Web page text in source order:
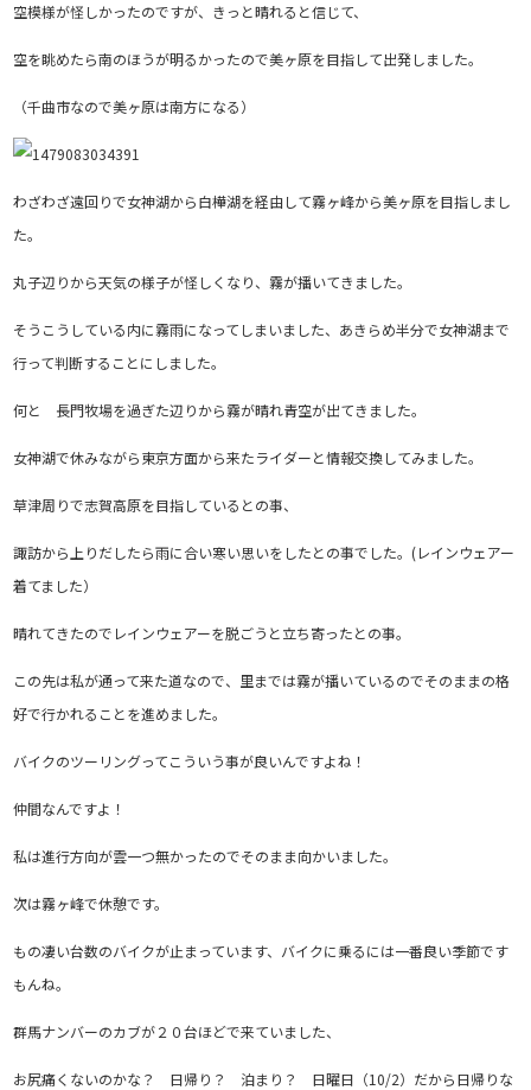
空模様が怪しかったのですが、きっと晴れると信じて、
空を眺めたら南のほうが明るかったので美ヶ原を目指して出発しました。
（千曲市なので美ヶ原は南方になる）
わざわざ遠回りで女神湖から白樺湖を経由して霧ヶ峰から美ヶ原を目指しまし
た。
丸子辺りから天気の様子が怪しくなり、霧が播いてきました。
そうこうしている内に霧雨になってしまいました、あきらめ半分で女神湖まで
行って判断することにしました。
何と 長門牧場を過ぎた辺りから霧が晴れ青空が出てきました。
女神湖で休みながら東京方面から来たライダーと情報交換してみました。
草津周りで志賀高原を目指しているとの事、
諏訪から上りだしたら雨に合い寒い思いをしたとの事でした。(レインウェアー
着てました）
晴れてきたのでレインウェアーを脱ごうと立ち寄ったとの事。
この先は私が通って来た道なので、里までは霧が播いているのでそのままの格
好で行かれることを進めました。
バイクのツーリングってこういう事が良いんですよね！
仲間なんですよ！
私は進行方向が雲一つ無かったのでそのまま向かいました。
次は霧ヶ峰で休憩です。
もの凄い台数のバイクが止まっています、バイクに乗るには一番良い季節です
もんね。
群馬ナンバーのカブが２０台ほどで来ていました、
お尻痛くないのかな？ 日帰り？ 泊まり？ 日曜日（10/2）だから日帰りな